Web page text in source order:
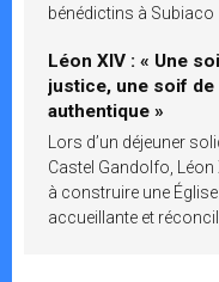
bénédictins à Subiaco
Léon XIV : « Une
justice, une soif de
authentique »
Lors d’un déjeuner
Castel Gandolfo, Léon
à construire une Église
accueillante et